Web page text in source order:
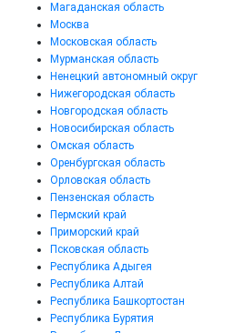
Магаданская область
Москва
Московская область
Мурманская область
Ненецкий автономный округ
Нижегородская область
Новгородская область
Новосибирская область
Омская область
Оренбургская область
Орловская область
Пензенская область
Пермский край
Приморский край
Псковская область
Республика Адыгея
Республика Алтай
Республика Башкортостан
Республика Бурятия